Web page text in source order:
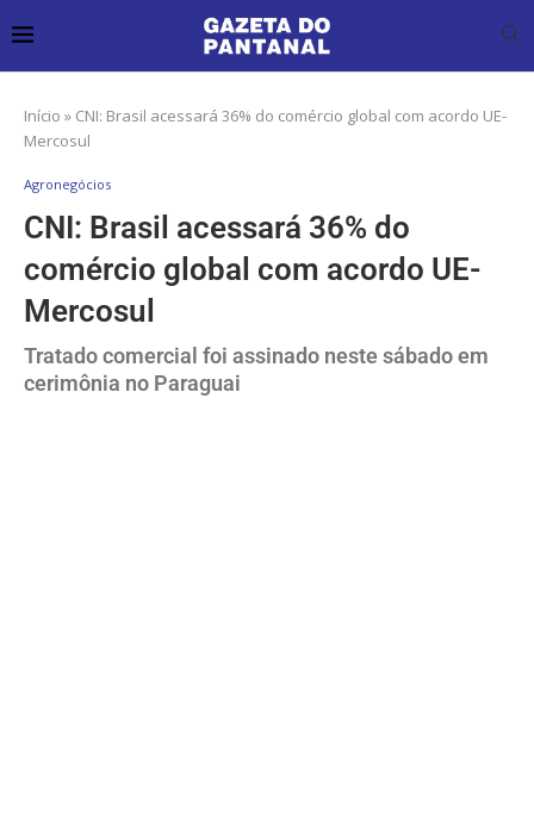
Início » CNI: Brasil acessará 36% do comércio global com acordo UE-
Mercosul
Agronegócios
CNI: Brasil acessará 36% do
comércio global com acordo UE-
Mercosul
Tratado comercial foi assinado neste sábado em
cerimônia no Paraguai